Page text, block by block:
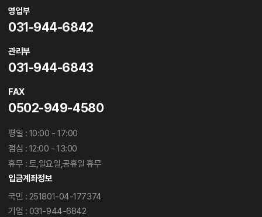
영업부
031-944-6842
관리부
031-944-6843
FAX
0502-949-4580
평일 : 10:00 - 17:00
점심 : 12:00 - 13:00
휴무 : 토,일요일,공휴일 휴무
입금계좌정보
국민 : 251801-04-177374
기업 : 031-944-6842